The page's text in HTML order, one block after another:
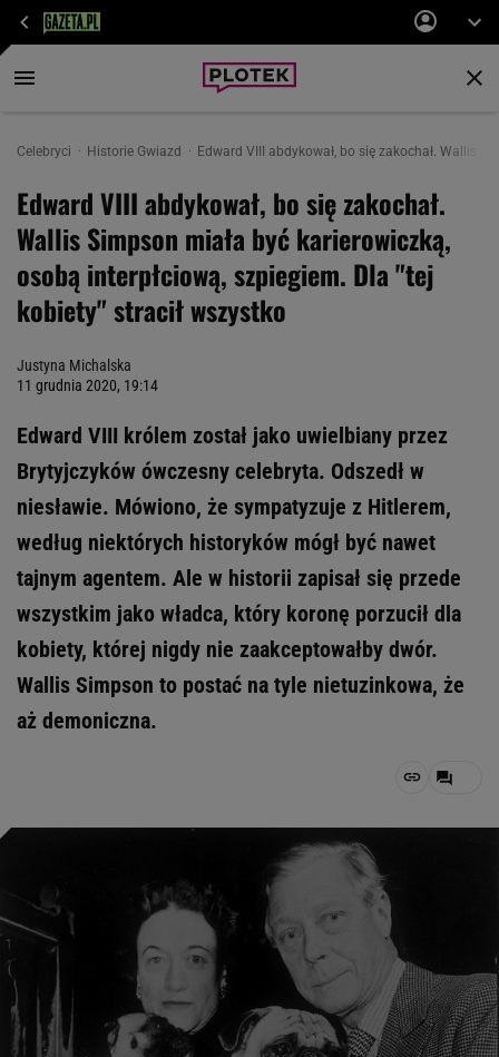
Celebryci Historie Gwiazd Edward VIII abdykował, bo się zakochał. Wallis
Edward VIII abdykował, bo się zakochał.
Wallis Simpson miała być karierowiczką,
osobą interpłciową, szpiegiem. Dla "tej
kobiety" stracił wszystko
Justyna Michalska
11 grudnia 2020, 19:14
Edward VIII królem został jako uwielbiany przez
Brytyjczyków ówczesny celebryta. Odszedł w
niesławie. Mówiono, że sympatyzuje z Hitlerem,
według niektórych historyków mógł być nawet
tajnym agentem. Ale w historii zapisał się przede
wszystkim jako władca, który koronę porzucił dla
kobiety, której nigdy nie zaakceptowałby dwór.
Wallis Simpson to postać na tyle nietuzinkowa, że
aż demoniczna.